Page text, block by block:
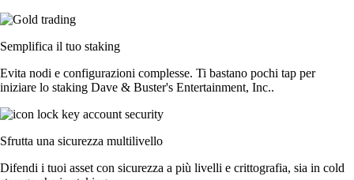
Semplifica il tuo staking
Evita nodi e configurazioni complesse. Ti bastano pochi tap per
iniziare lo staking Dave & Buster's Entertainment, Inc..
Sfrutta una sicurezza multilivello
Difendi i tuoi asset con sicurezza a più livelli e crittografia, sia in cold